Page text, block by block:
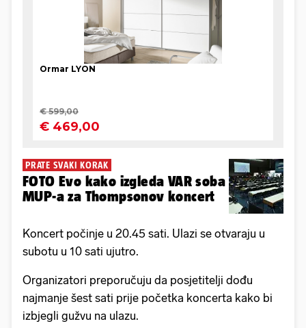
PRATE SVAKI KORAK
FOTO Evo kako izgleda VAR soba
MUP-a za Thompsonov koncert
Koncert počinje u 20.45 sati. Ulazi se otvaraju u
subotu u 10 sati ujutro.
Organizatori preporučuju da posjetitelji dođu
najmanje šest sati prije početka koncerta kako bi
izbjegli gužvu na ulazu.